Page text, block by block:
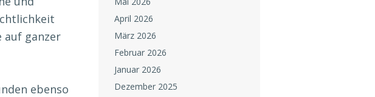
auf ganzer
ebenso
April 2026
März 2026
Februar 2026
Januar 2026
Dezember 2025